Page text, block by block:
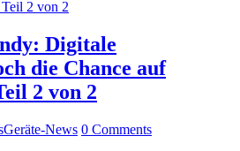
Digitale
die Chance auf
2 von 2
Geräte-News 0 Comments